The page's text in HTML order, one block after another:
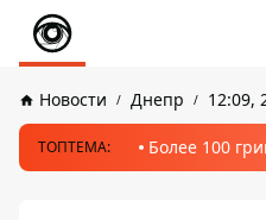
Новости Днепр 12:09,
ТОПТЕМА: Более 100